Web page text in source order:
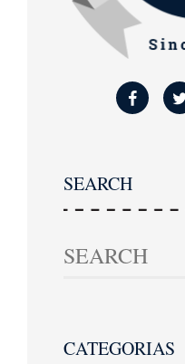
SEARCH
CATEGORIAS